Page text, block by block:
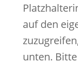
auf den
unten.